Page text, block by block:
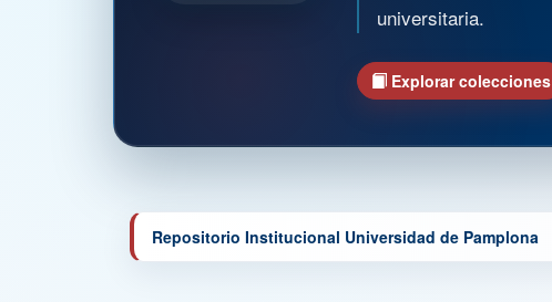
universitaria.
Explorar colecciones
Repositorio Institucional Universidad de Pamplona